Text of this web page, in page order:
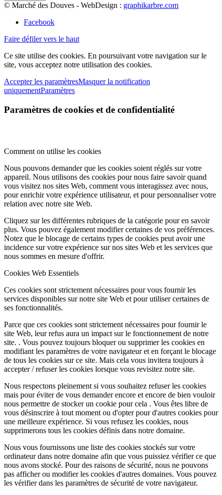
© Marché des Douves - WebDesign : graphikarbre.com
Facebook
Faire défiler vers le haut
Ce site utilise des cookies. En poursuivant votre navigation sur le
site, vous acceptez notre utilisation des cookies.
Accepter les paramètresMasquer la notification
uniquementParamètres
Paramètres de cookies et de confidentialité
Comment on utilise les cookies
Nous pouvons demander que les cookies soient réglés sur votre
appareil. Nous utilisons des cookies pour nous faire savoir quand
vous visitez nos sites Web, comment vous interagissez avec nous,
pour enrichir votre expérience utilisateur, et pour personnaliser votre
relation avec notre site Web.
Cliquez sur les différentes rubriques de la catégorie pour en savoir
plus. Vous pouvez également modifier certaines de vos préférences.
Notez que le blocage de certains types de cookies peut avoir une
incidence sur votre expérience sur nos sites Web et les services que
nous sommes en mesure d'offrir.
Cookies Web Essentiels
Ces cookies sont strictement nécessaires pour vous fournir les
services disponibles sur notre site Web et pour utiliser certaines de
ses fonctionnalités.
Parce que ces cookies sont strictement nécessaires pour fournir le
site Web, leur refus aura un impact sur le fonctionnement de notre
site. . Vous pouvez toujours bloquer ou supprimer les cookies en
modifiant les paramètres de votre navigateur et en forçant le blocage
de tous les cookies sur ce site. Mais cela vous invitera toujours à
accepter / refuser les cookies lorsque vous revisitez notre site.
Nous respectons pleinement si vous souhaitez refuser les cookies
mais pour éviter de vous demander encore et encore de bien vouloir
nous permettre de stocker un cookie pour cela . Vous êtes libre de
vous désinscrire à tout moment ou d'opter pour d'autres cookies pour
une meilleure expérience. Si vous refusez les cookies, nous
supprimerons tous les cookies définis dans notre domaine.
Nous vous fournissons une liste des cookies stockés sur votre
ordinateur dans notre domaine afin que vous puissiez vérifier ce que
nous avons stocké. Pour des raisons de sécurité, nous ne pouvons
pas afficher ou modifier les cookies d'autres domaines. Vous pouvez
les vérifier dans les paramètres de sécurité de votre navigateur.